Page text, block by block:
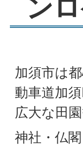
ン
加須市は
動車道加
広大な田
神社・仏